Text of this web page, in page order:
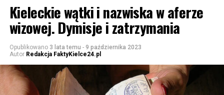
Kieleckie wątki i nazwiska w aferze
wizowej. Dymisje i zatrzymania
Opublikowano 3 lata temu - 9 października 2023
Autor Redakcja FaktyKielce24.pl